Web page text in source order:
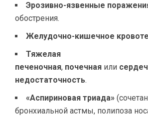
Эрозивно-язвенные
обострения.
Желудочно-кишечное
Тяжелая
печеночная, почечная или
недостаточность.
«Аспириновая триада»
бронхиальной астмы, полипоза